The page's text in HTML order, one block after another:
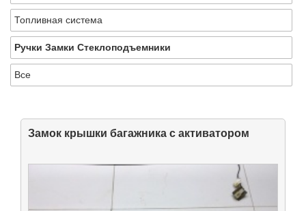
Топливная система
Ручки Замки Стеклоподъемники
Все
Замок крышки багажника с активатором